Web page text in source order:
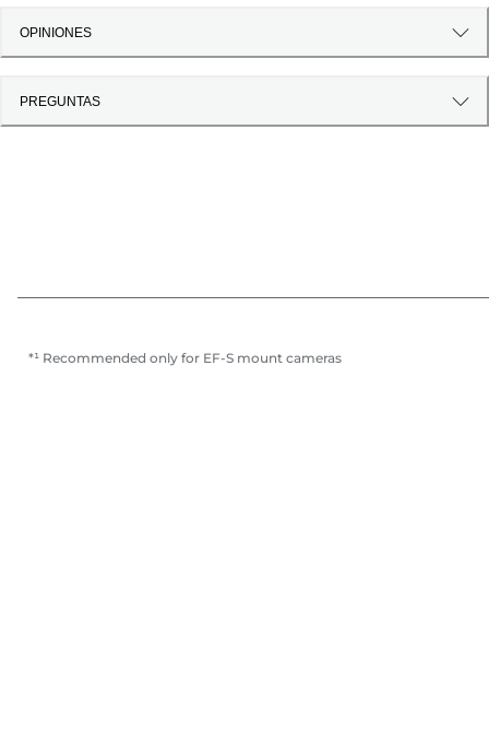
OPINIONES
PREGUNTAS
*¹ Recommended only for EF-S mount cameras